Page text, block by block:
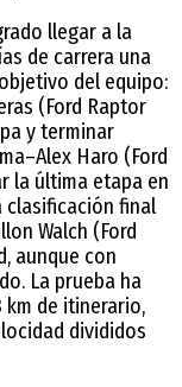
llegar a la
de carrera una
del equipo:
(Ford Raptor
y terminar
Haro (Ford
la última etapa en
clasificación final
Walch (Ford
aunque con
La prueba ha
de itinerario,
divididos